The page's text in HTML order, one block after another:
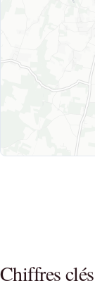
Chiffres